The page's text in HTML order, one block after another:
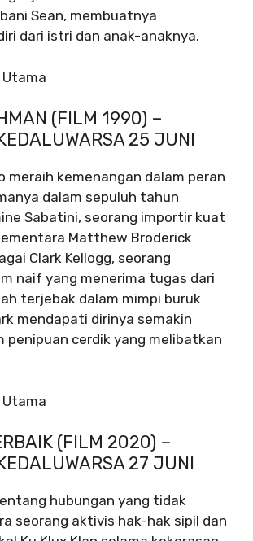
Sean, membuatnya
dari istri dan anak-anaknya.
(FILM 1990) –
25 JUNI
meraih kemenangan dalam peran
dalam sepuluh tahun
Sabatini, seorang importir kuat
Matthew Broderick
Clark Kellogg, seorang
naif yang menerima tugas dari
terjebak dalam mimpi buruk
mendapati dirinya semakin
penipuan cerdik yang melibatkan
(FILM 2020) –
27 JUNI
hubungan yang tidak
seorang aktivis hak-hak sipil dan